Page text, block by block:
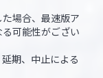
場合、最速版ア
可能性がござい
期、中止による